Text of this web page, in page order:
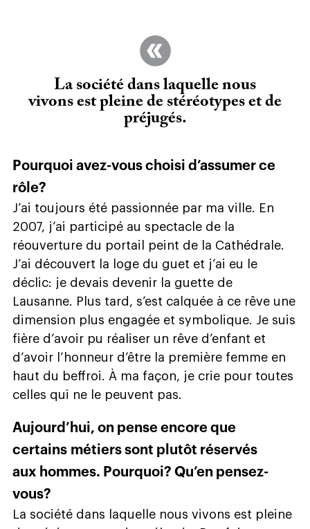
La société dans laquelle nous
vivons est pleine de stéréotypes et de
préjugés.
Pourquoi avez-vous choisi d’assumer ce
rôle?
J’ai toujours été passionnée par ma ville. En
2007, j’ai participé au spectacle de la
réouverture du portail peint de la Cathédrale.
J’ai découvert la loge du guet et j’ai eu le
déclic: je devais devenir la guette de
Lausanne. Plus tard, s’est calquée à ce rêve une
dimension plus engagée et symbolique. Je suis
fière d’avoir pu réaliser un rêve d’enfant et
d’avoir l’honneur d’être la première femme en
haut du beffroi. À ma façon, je crie pour toutes
celles qui ne le peuvent pas.
Aujourd’hui, on pense encore que
certains métiers sont plutôt réservés
aux hommes. Pourquoi? Qu’en pensez-
vous?
La société dans laquelle nous vivons est pleine